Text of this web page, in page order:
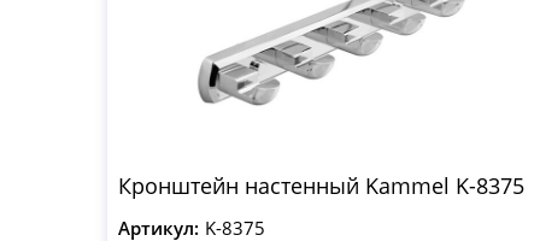
Кронштейн настенный Kammel K-8375
Артикул: K-8375